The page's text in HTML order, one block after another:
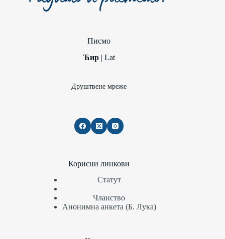
Писмо
Ћир| Lat
Друштвене мреже
Корисни линкови
Статут
Чланство
Анонимна анкета (Б. Лука)